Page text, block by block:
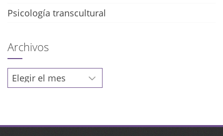
Psicología transcultural
Archivos
Archivos